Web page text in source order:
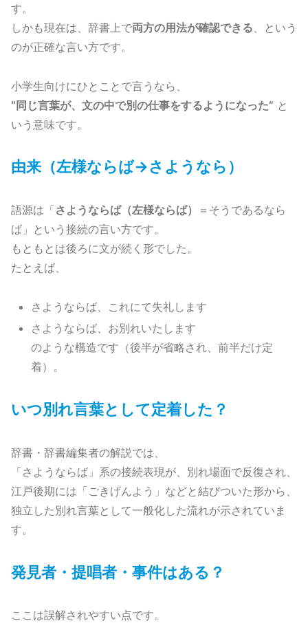
す。
しかも現在は、辞書上で両方の用法が確認できる 、という
のが正確な言い方です。
小学生向けにひとことで言うなら、
“同じ言葉が、文の中で別の仕事をするようになった” と
いう意味です。
由来（左様ならば→さようなら）
語源は「さようならば（左様ならば）
＝そうであるなら
ば」という接続の言い方です。
もともとは後ろに文が続く形でした。
たとえば、
さようならば、これにて失礼します
さようならば、お別れいたします
のような構造です（後半が省略され、前半だけ定
着）。
いつ別れ言葉として定着した？
辞書・辞書編集者の解説では、
「さようならば」系の接続表現が、別れ場面で反復され、
江戸後期には「ごきげんよう」などと結びついた形から、
独立した別れ言葉として一般化した流れが示されていま
す。
発見者・提唱者・事件はある？
ここは誤解されやすい点です。